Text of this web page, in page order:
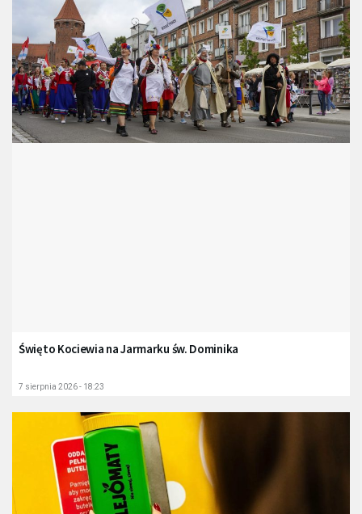
Święto Kociewia na Jarmarku św. Dominika
7 sierpnia 2026 - 18:23